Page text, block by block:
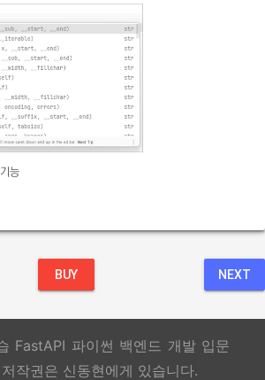
능
BUY NEXT
FastAPI 파이썬 백엔드 개발 입문
작권은 신동현에게 있습니다.